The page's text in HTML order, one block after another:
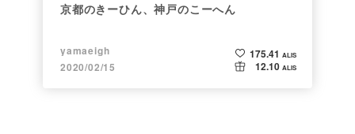
京都のきーひん、神戸のこーへん
yamaeigh
2020/02/15
175.41 ALIS
12.10 ALIS